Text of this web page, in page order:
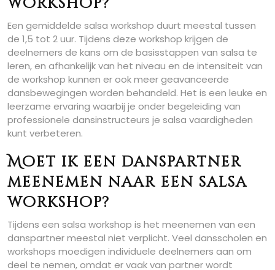
Een gemiddelde salsa workshop duurt meestal tussen
de 1,5 tot 2 uur. Tijdens deze workshop krijgen de
deelnemers de kans om de basisstappen van salsa te
leren, en afhankelijk van het niveau en de intensiteit van
de workshop kunnen er ook meer geavanceerde
dansbewegingen worden behandeld. Het is een leuke en
leerzame ervaring waarbij je onder begeleiding van
professionele dansinstructeurs je salsa vaardigheden
kunt verbeteren.
Moet ik een danspartner
meenemen naar een salsa
workshop?
Tijdens een salsa workshop is het meenemen van een
danspartner meestal niet verplicht. Veel dansscholen en
workshops moedigen individuele deelnemers aan om
deel te nemen, omdat er vaak van partner wordt